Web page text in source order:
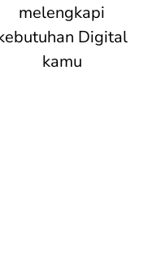
melengkapi
Digital
kamu